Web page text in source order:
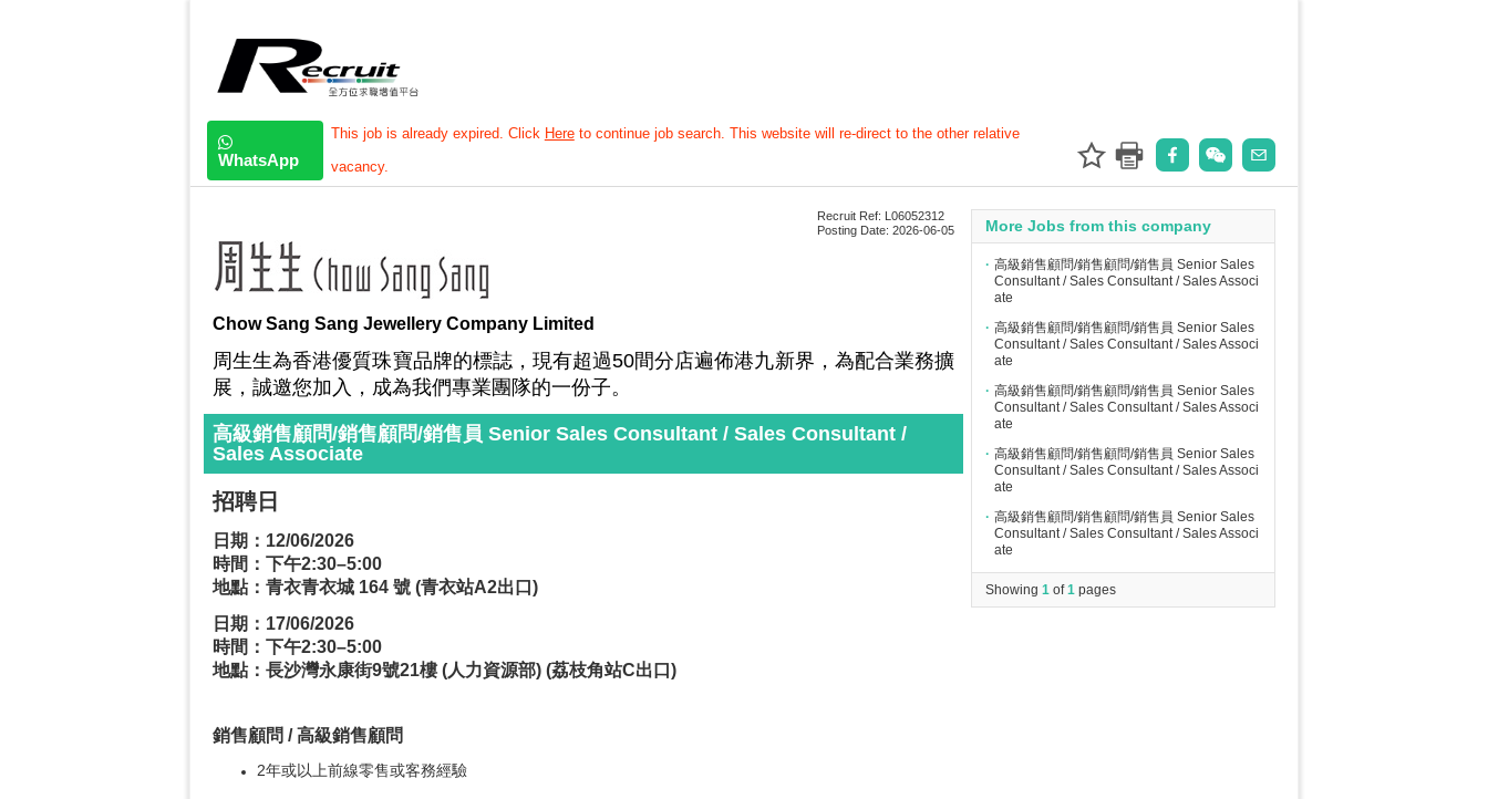
WhatsApp
This job is already expired. Click Hereto continue job search. This website will re-direct to the other relative
vacancy.
Recruit Ref: L06052312
Posting Date: 2026-06-05
Chow Sang Sang Jewellery Company Limited
周生生為香港優質珠寶品牌的標誌，現有超過50間分店遍佈港九新界，為配合業務擴
展，誠邀您加入，成為我們專業團隊的一份子。
高級銷售顧問/銷售顧問/銷售員 Senior Sales Consultant / Sales Consultant /
Sales Associate
招聘日
日期：12/06/2026
時間：下午2:30–5:00
地點：青衣青衣城 164 號 (青衣站A2出口)
日期：17/06/2026
時間：下午2:30–5:00
地點：長沙灣永康街9號21樓 (人力資源部) (荔枝角站C出口)
銷售顧問 / 高級銷售顧問
2年或以上前線零售或客務經驗
More Jobs from this company
∙ 高級銷售顧問/銷售顧問/銷售員 Senior Sales
Consultant / Sales Consultant / Sales Associ
ate
∙ 高級銷售顧問/銷售顧問/銷售員 Senior Sales
Consultant / Sales Consultant / Sales Associ
ate
∙ 高級銷售顧問/銷售顧問/銷售員 Senior Sales
Consultant / Sales Consultant / Sales Associ
ate
∙ 高級銷售顧問/銷售顧問/銷售員 Senior Sales
Consultant / Sales Consultant / Sales Associ
ate
∙ 高級銷售顧問/銷售顧問/銷售員 Senior Sales
Consultant / Sales Consultant / Sales Associ
ate
Showing 1 of1 pages